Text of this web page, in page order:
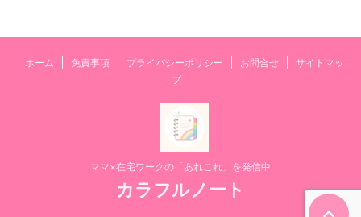
ホーム 免責事項 プライバシーポリシー お問合せ
サイトマッ
プ
ママ×在宅ワークの「あれこれ」を発信中
カラフルノート